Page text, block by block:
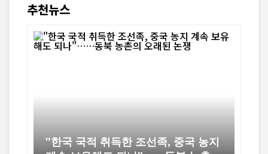
추천뉴스
"한국 국적 취득한 조선족, 중국 농지